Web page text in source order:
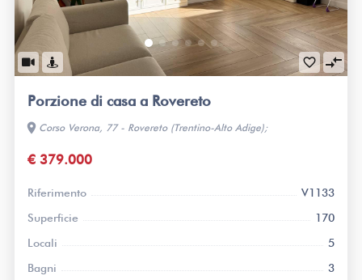
favorite_border compare_arrows
Porzione di casa a Rovereto
location_on Corso Verona, 77 - Rovereto (Trentino-Alto Adige);
€ 379.000
Riferimento
V1133
Superficie
170
Locali
5
Bagni
3